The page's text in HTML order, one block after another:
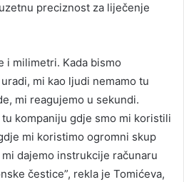
preciznost za liječenje
i milimetri. Kada bismo
mi kao ljudi nemamo tu
mi reagujemo u sekundi.
tu kompaniju gdje smo mi koristili
mi koristimo ogromni skup
dajemo instrukcije računaru
čestice”, rekla je Tomićeva,